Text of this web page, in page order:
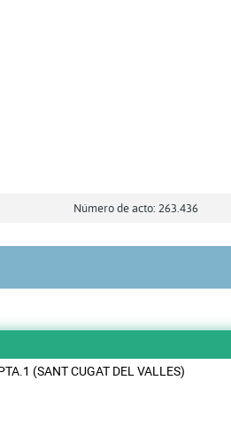
Número de acto: 263.436
(SANT CUGAT DEL VALLES)